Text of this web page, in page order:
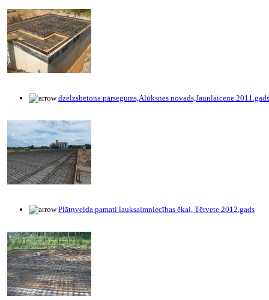
dzelzsbetona pārsegums,Alūksnes novads,Jaunlaicene 2011.gads
Plātņveida pamati lauksaimniecības ēkai, Tērvete 2012.gads